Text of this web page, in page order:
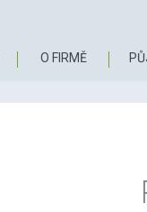
O FIRMĚ